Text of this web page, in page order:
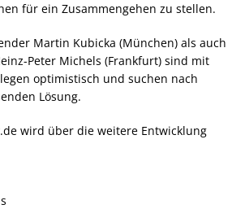
für ein Zusammengehen zu stellen.
Martin Kubicka (München) als auch
Peter Michels (Frankfurt) sind mit
optimistisch und suchen nach
Lösung.
wird über die weitere Entwicklung